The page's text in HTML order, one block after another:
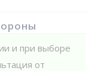
и при выборе
от